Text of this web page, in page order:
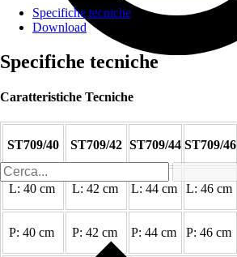
Specifiche tecniche
Download
Specifiche tecniche
Caratteristiche Tecniche
ST709/40 ST709/42 ST709/44 ST709/46
L: 40 cm L: 42 cm L: 44 cm L: 46 cm
P: 40 cm P: 42 cm P: 44 cm P: 46 cm